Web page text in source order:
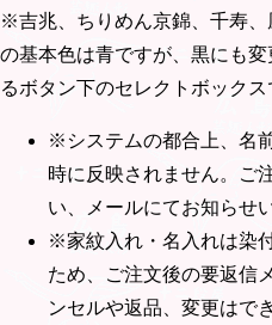
※吉兆、ちりめん京錦、千寿
の基本色は青ですが、黒にも
るボタン下のセレクトボックス
※システムの都合上、名
時に反映されません。ご
い、メールにてお知らせ
※家紋入れ・名入れは染
ため、ご注文後の要返信
ンセルや返品、変更はで